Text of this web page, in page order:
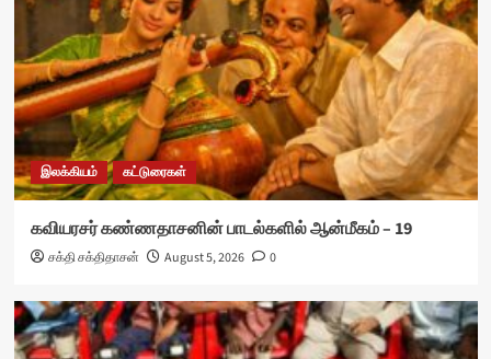
இலக்கியம் கட்டுரைகள்
கவியரசர் கண்ணதாசனின் பாடல்களில் ஆன்மீகம் – 19
சக்தி சக்திதாசன் August 5, 2026 0